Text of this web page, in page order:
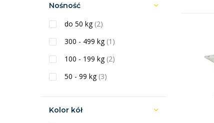
Nośność
do 50 kg (2)
300 - 499 kg (1)
100 - 199 kg (2)
50 - 99 kg (3)
Kolor kół